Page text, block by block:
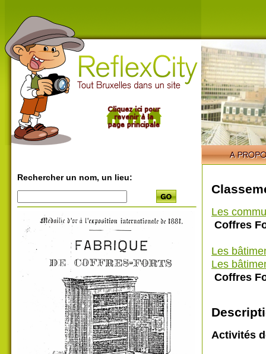
Rechercher un nom, un lieu:
Les
Coffres
Les
Les
Coffres
Activités